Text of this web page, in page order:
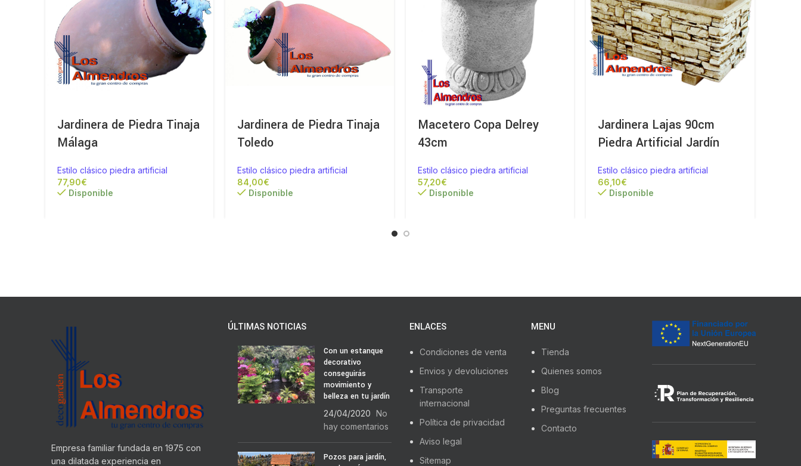
Jardinera de Piedra Tinaja
Málaga
Estilo clásico piedra artificial
€
Disponible
Jardinera de Piedra Tinaja
Toledo
Estilo clásico piedra artificial
€
Disponible
Macetero Copa Delrey
43cm
Estilo clásico piedra artificial
€
Disponible
Jardinera Lajas 90cm
Piedra Artificial Jardín
Estilo clásico piedra artificial
€
Disponible
Empresa familiar fundada en 1975 con
una dilatada experiencia en
ÚLTIMAS NOTICIAS
Con un estanque
decorativo
conseguirás
movimiento y
belleza en tu jardín
24/04/2020 No
hay comentarios
Pozos para jardín,
ENLACES
Condiciones de venta
Envios y devoluciones
Transporte
internacional
Política de privacidad
Aviso legal
Sitemap
MENU
Tienda
Quienes somos
Blog
Preguntas frecuentes
Contacto